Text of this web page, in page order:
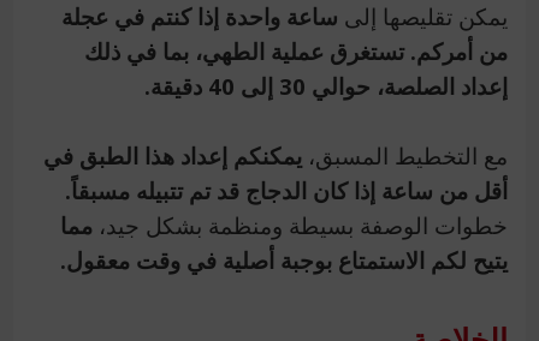
يمكن تقليصها إلى ساعة واحدة إذا كنتم في عجلة
من أمركم. تستغرق عملية الطهي، بما في ذلك
إعداد الصلصة، حوالي 30 إلى 40 دقيقة.
مع التخطيط المسبق، يمكنكم إعداد هذا الطبق في
أقل من ساعة إذا كان الدجاج قد تم تتبيله مسبقاً.
خطوات الوصفة بسيطة ومنظمة بشكل جيد، مما
يتيح لكم الاستمتاع بوجبة أصلية في وقت معقول.